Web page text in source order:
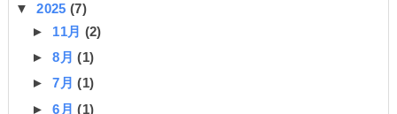
▼2025(7)
► 11月 (2)
►8月(1)
►7月(1)
►6月(1)